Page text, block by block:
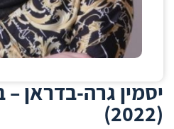
יסמין גרה-בדראן –
(2022)